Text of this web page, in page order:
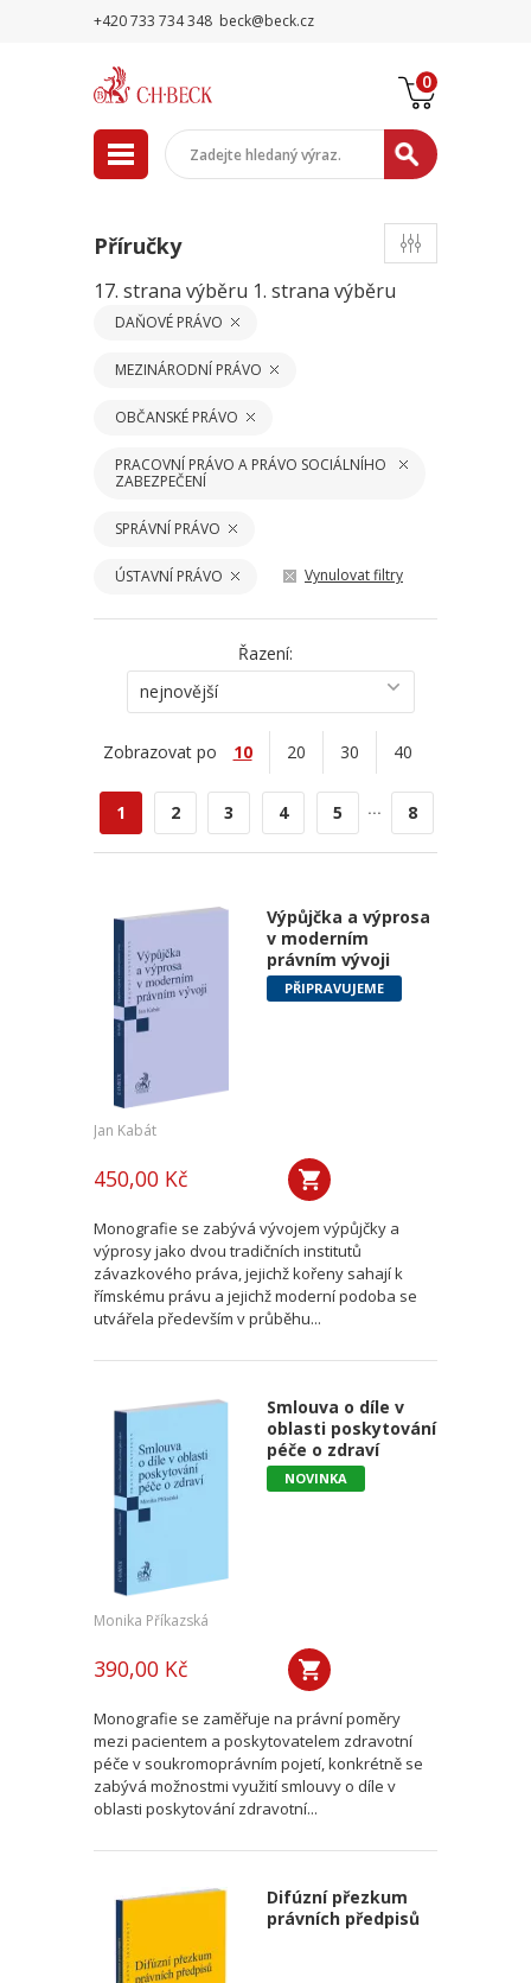
+420 733 734 348 beck@beck.cz
0
Příručky
17. strana výběru 1. strana výběru
DAŇOVÉ PRÁVO
MEZINÁRODNÍ PRÁVO
OBČANSKÉ PRÁVO
PRACOVNÍ PRÁVO A PRÁVO SOCIÁLNÍHO
ZABEZPEČENÍ
SPRÁVNÍ PRÁVO
ÚSTAVNÍ PRÁVO Vynulovat filtry
Řazení:
nejnovější
Zobrazovat po 10 20 30 40
1 2 3 4 5 ... 8
Výpůjčka a výprosa
v moderním
právním vývoji
PŘIPRAVUJEME
Jan Kabát
450,00 Kč
Monografie se zabývá vývojem výpůjčky a
výprosy jako dvou tradičních institutů
závazkového práva, jejichž kořeny sahají k
římskému právu a jejichž moderní podoba se
utvářela především v průběhu...
Smlouva o díle v
oblasti poskytování
péče o zdraví
NOVINKA
Monika Příkazská
390,00 Kč
Monografie se zaměřuje na právní poměry
mezi pacientem a poskytovatelem zdravotní
péče v soukromoprávním pojetí, konkrétně se
zabývá možnostmi využití smlouvy o díle v
oblasti poskytování zdravotní...
Difúzní přezkum
právních předpisů